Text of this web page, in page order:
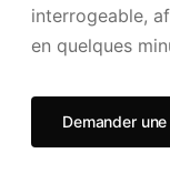
interrogeable,
en quelques
Demander